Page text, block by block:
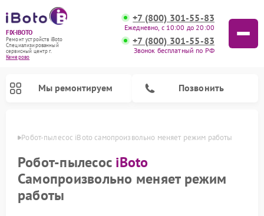
FIX-IBOTO
Ремонт устройств iBoto
Специализированный
cервисный центр г.
Кемерово
+7 (800) 301-55-83
Ежедневно, с 10:00 до 20:00
+7 (800) 301-55-83
Звонок бесплатный по РФ
Мы ремонтируем Позвонить
Робот-пылесос iBoto самопроизвольно меняет режим работы
Робот-пылесос iBoto
Самопроизвольно меняет режим
работы